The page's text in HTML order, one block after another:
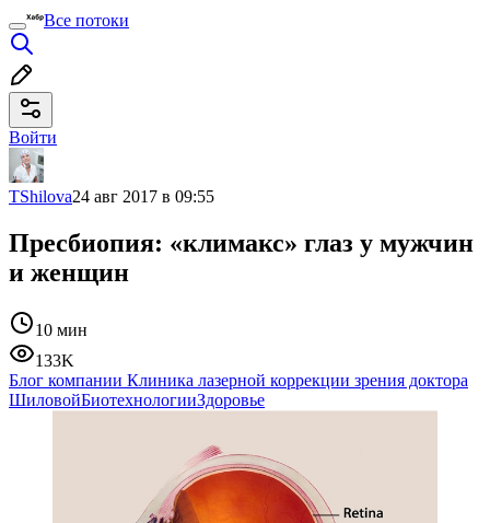
Все потоки
Войти
TShilova24 авг 2017 в 09:55
Пресбиопия: «климакс» глаз у мужчин
и женщин
10 мин
133K
Блог компании Клиника лазерной коррекции зрения доктора
ШиловойБиотехнологииЗдоровье